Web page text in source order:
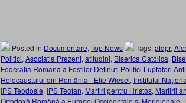
Posted in Documentare, Top News Tags:afdpr,
Politici, Asociatia Prezent, atitudini, Biserica Catolica,
Federatia Romana a Fostilor Detinuti Politici Luptatori
Holocaustului din România - Elie Wiesel, Institutul
IPS Teodosie, IPS Teofan, Martiri pentru Hristos, Martirii
Ortodoxă Română a Europei Occidentale şi Meridionale.,